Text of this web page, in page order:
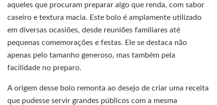
aqueles que procuram preparar algo que renda, com sabor
caseiro e textura macia. Este bolo é amplamente utilizado
em diversas ocasiões, desde reuniões familiares até
pequenas comemorações e festas. Ele se destaca não
apenas pelo tamanho generoso, mas também pela
facilidade no preparo.
A origem desse bolo remonta ao desejo de criar uma receita
que pudesse servir grandes públicos com a mesma